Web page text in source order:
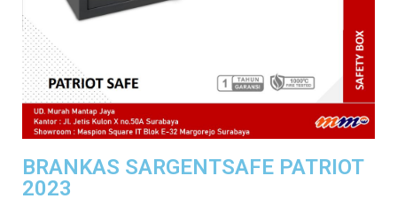
BRANKAS SARGENTSAFE PATRIOT
2023